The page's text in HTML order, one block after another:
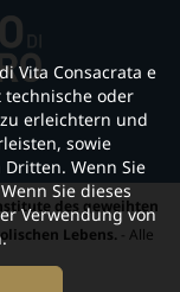
des geweihten
Lebens. - Alle
Vita Consacrata e
technische oder
erleichtern und
sowie
Wenn Sie
Sie dieses
Verwendung von